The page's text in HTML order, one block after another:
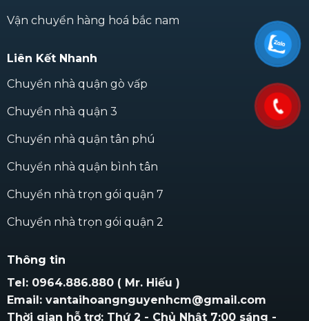
Vận chuyển hàng hoá bắc nam
Liên Kết Nhanh
Chuyển nhà quận gò vấp
Chuyển nhà quận 3
Chuyển nhà quận tân phú
Chuyển nhà quận bình tân
Chuyển nhà trọn gói quận 7
Chuyển nhà trọn gói quận 2
Thông tin
Tel: 0964.886.880 ( Mr. Hiếu )
Email: vantaihoangnguyenhcm@gmail.com
Thời gian hỗ trợ: Thứ 2 - Chủ Nhật 7:00 sáng -